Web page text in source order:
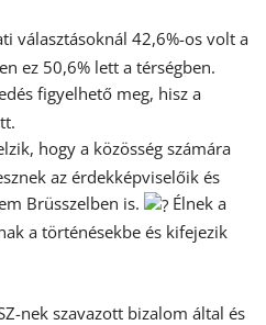
választásoknál 42,6%-os volt a
ez 50,6% lett a térségben.
figyelhető meg, hisz a
hogy a közösség számára
az érdekképviselőik és
Brüsszelben is.
Élnek a
a történésekbe és kifejezik
nek szavazott bizalom által és